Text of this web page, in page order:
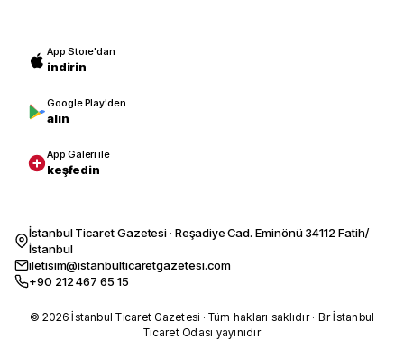
App Store'dan
indirin
Google Play'den
alın
App Galeri ile
keşfedin
İstanbul Ticaret Gazetesi · Reşadiye Cad. Eminönü 34112 Fatih/
İstanbul
iletisim@istanbulticaretgazetesi.com
+90 212 467 65 15
© 2026 İstanbul Ticaret Gazetesi · Tüm hakları saklıdır · Bir İstanbul
Ticaret Odası yayınıdır